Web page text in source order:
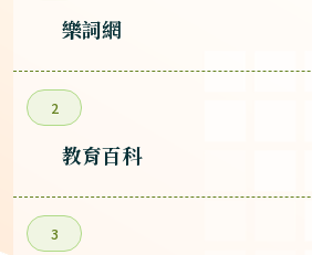
樂詞網
2
教育百科
3